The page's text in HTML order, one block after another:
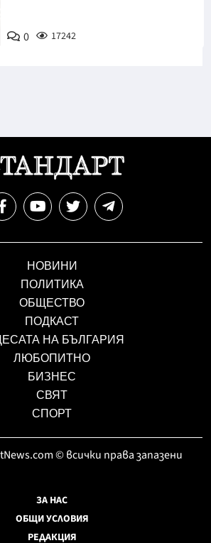
0 17242
НОВИНИ
ПОЛИТИКА
ОБЩЕСТВО
ПОДКАСТ
НА БЪЛГАРИЯ
ЛЮБОПИТНО
БИЗНЕС
СВЯТ
СПОРТ
© всички права запазени
ЗА НАС
ОБЩИ УСЛОВИЯ
РЕДАКЦИЯ